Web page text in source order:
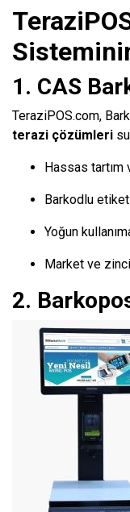
1. CAS
TeraziPOS.com,
terazi çözümleri
Hassas
Barkodlu etiket
Yoğun
Market ve
2.